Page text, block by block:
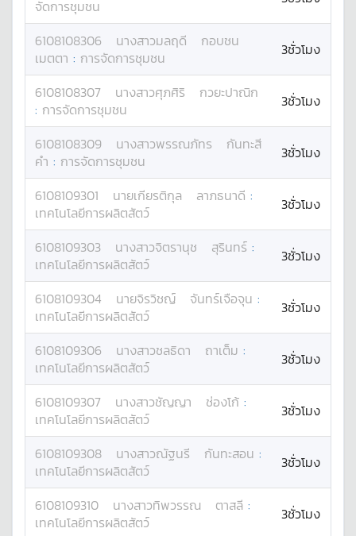
จัดการชุมชน
6108108306 นางสาวมลฤดี
กอบชน
เมตตา : การจัดการชุมชน 3ชั่วโมง
6108108307 นางสาวศุภศิริ
กวยะปาณิก
: การจัดการชุมชน 3ชั่วโมง
6108108309 นางสาวพรรณภัทร
กันทะสี
คำ : การจัดการชุมชน 3ชั่วโมง
6108109301 นายเกียรติกุล ลาภธนาดี :
เทคโนโลยีการผลิตสัตว์
3ชั่วโมง
6108109303 นางสาวจิตรานุช สุรินทร์ :
เทคโนโลยีการผลิตสัตว์
3ชั่วโมง
6108109304 นายจิรวิชญ์ จันทร์เจือจุน :
เทคโนโลยีการผลิตสัตว์
3ชั่วโมง
6108109306 นางสาวชลธิดา ถาเต็ม :
เทคโนโลยีการผลิตสัตว์
3ชั่วโมง
6108109307 นางสาวชัญญา ช่องโก้ :
เทคโนโลยีการผลิตสัตว์
3ชั่วโมง
6108109308 นางสาวณัฐนรี กันทะสอน :
เทคโนโลยีการผลิตสัตว์
3ชั่วโมง
6108109310 นางสาวทิพวรรณ ตาสลี :
เทคโนโลยีการผลิตสัตว์
3ชั่วโมง